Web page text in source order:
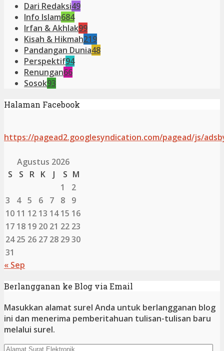
Dari Redaksi49
Info Islam684
Irfan & Akhlak99
Kisah & Hikmah219
Pandangan Dunia48
Perspektif94
Renungan66
Sosok93
Halaman Facebook
https://pagead2.googlesyndication.com/pagead/js/
Agustus 2026
S
S R K J S M
1
2
3
4 5 6 7 8
9
10 11 12 13 14 15 16
17 18 19 20 21 22 23
24 25 26 27 28 2930
31
« Sep
Berlangganan ke Blog via Email
Masukkan alamat surel Anda untuk berlangganan blog
ini dan menerima pemberitahuan tulisan-tulisan baru
melalui surel.
Alamat